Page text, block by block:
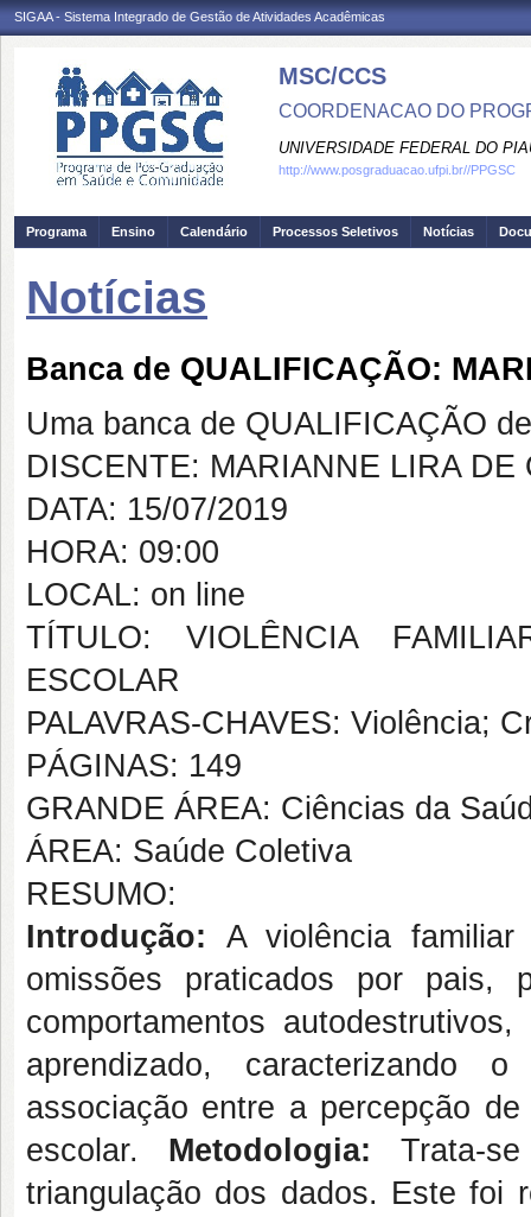
SIGAA - Sistema Integrado de Gestão de Atividades Acadêmicas
MSC/CCS
COORDENACAO DO
UNIVERSIDADE FEDERAL DO
http://www.posgraduacao.ufpi.br//PPGSC
Programa Ensino Calendário Processos Seletivos Notícias
Notícias
Banca de QUALIFICAÇÃO:
Uma banca de QUALIFICAÇÃO
DISCENTE: MARIANNE LIRA DE
DATA: 15/07/2019
HORA: 09:00
LOCAL: on line
TÍTULO: VIOLÊNCIA
ESCOLAR
PALAVRAS-CHAVES: Violência;
PÁGINAS: 149
GRANDE ÁREA: Ciências da
ÁREA: Saúde Coletiva
RESUMO:
Introdução: A violência
omissões praticados por pais,
comportamentos
aprendizado, caracterizando
associação entre a percepção
escolar. Metodologia: Trata-
triangulação dos dados. Este foi